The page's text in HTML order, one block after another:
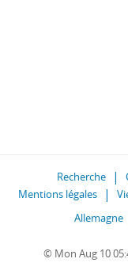
Recherche
Mentions légales
Allemagne
© Mon Aug 10